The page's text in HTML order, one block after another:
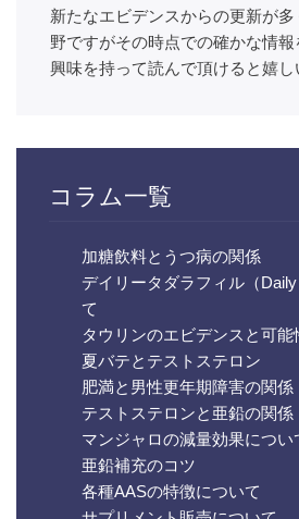
新たなエビデンスからの更新が
野ですがその時点での確かな情
興味を持って読んで頂けると嬉し
コラム一覧
加糖飲料とうつ病の関係
デイリータダラフィル（
て
タウリンのエビデンスと可能
夏バテとテストステロン
肥満と男性更年期障害の関係
テストステロンと亜鉛の関係
マンジャロの減量効果につい
亜鉛補充のコツ
各種AASの特徴について